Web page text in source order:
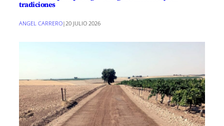
tradiciones
ANGEL CARRERO|20 JULIO 2026